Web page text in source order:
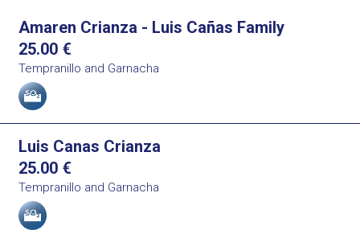
Amaren Crianza - Luis Cañas Family
25.00 €
Tempranillo and Garnacha
Allergens
Luis Canas Crianza
25.00 €
Tempranillo and Garnacha
Allergens